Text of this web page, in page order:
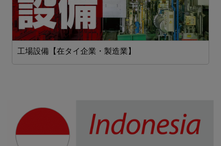
工場設備【在タイ企業・製造業】